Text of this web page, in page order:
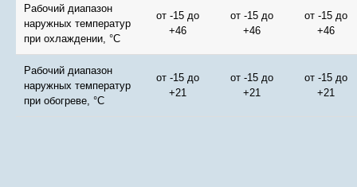
Рабочий диапазон
наружных температур
при охлаждении, °С
от -15 до
+46
от -15 до
+46
от -15 до
+46
Рабочий диапазон
наружных температур
при обогреве, °С
от -15 до
+21
от -15 до
+21
от -15 до
+21